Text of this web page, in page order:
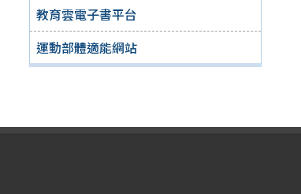
教育雲電子書平台
運動部體適能網站